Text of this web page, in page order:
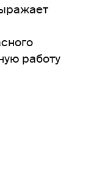
работу